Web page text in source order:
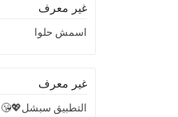
غير معرف
اسمش حلوا
غير معرف
التطبيق سبشل💖😘